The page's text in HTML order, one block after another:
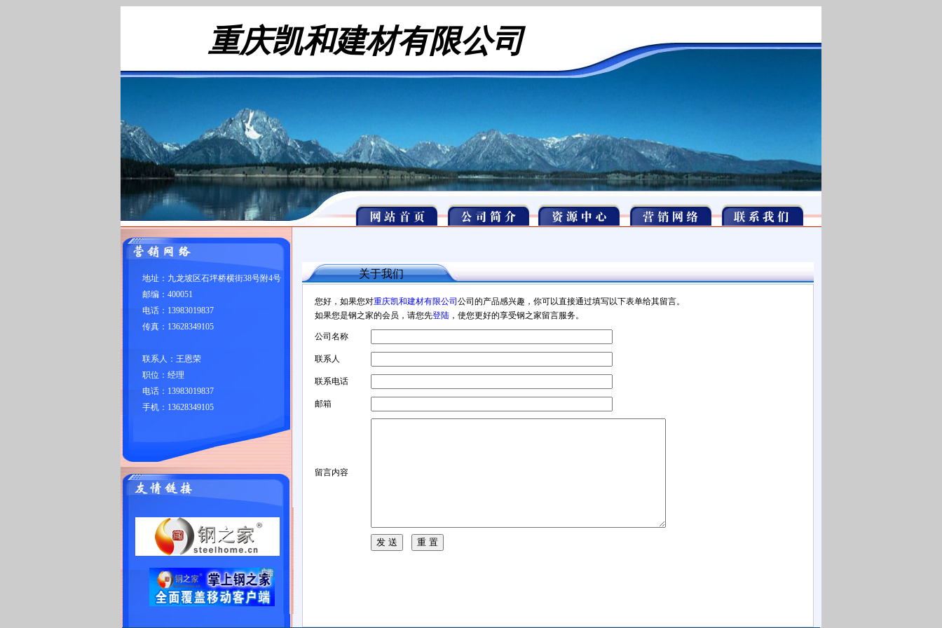
重庆凯和建材有限公司
地址：九龙坡区石坪桥横街38号附4号
邮编：400051
电话：13983019837
传真：13628349105
联系人：王恩荣
职位：经理
电话：13983019837
手机：13628349105
关于我们
您好，如果您对重庆凯和建材有限公司 公司的产品感兴趣，你可以直接通过填写以下表单给其留言。
如果您是钢之家的会员，请您先登陆 ，使您更好的享受钢之家留言服务。
公司名称
联系人
联系电话
邮箱
留言内容